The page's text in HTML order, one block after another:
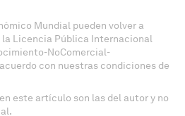
Mundial pueden volver a
Licencia Pública Internacional
NoComercial-
con nuestras condiciones de
este artículo son las del autor y no